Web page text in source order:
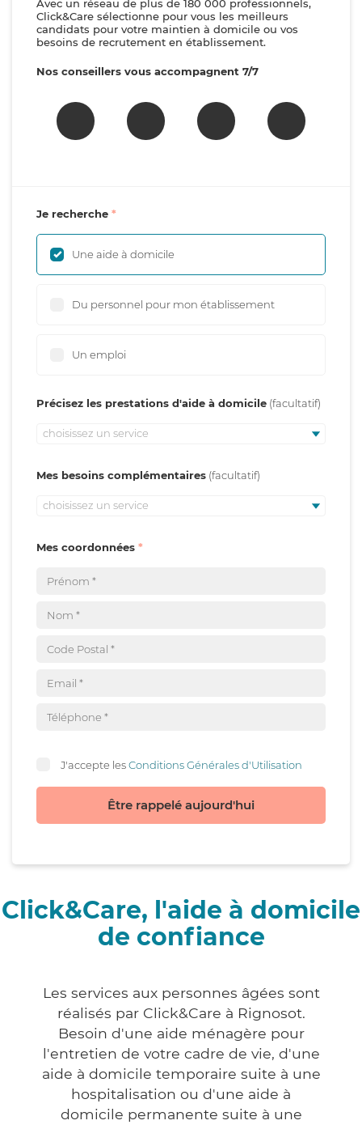
Avec un réseau de plus de 180 000 professionnels,
Click&Care sélectionne pour vous les meilleurs
candidats pour votre maintien à domicile ou vos
besoins de recrutement en établissement.
Nos conseillers vous accompagnent 7/7
Je recherche
Une aide à domicile
Du personnel pour mon établissement
Un emploi
Précisez les prestations d'aide à domicile
choisissez un service
Mes besoins complémentaires
choisissez un service
Mes coordonnées
J'accepte lesConditions Générales d'Utilisation
Être rappelé aujourd'hui
Click&Care, l'aide à domicile
de confiance
Les services aux personnes âgées sont
réalisés par Click&Care à Rignosot.
Besoin d'une aide ménagère pour
l'entretien de votre cadre de vie, d'une
aide à domicile temporaire suite à une
hospitalisation ou d'une aide à
domicile permanente suite à une